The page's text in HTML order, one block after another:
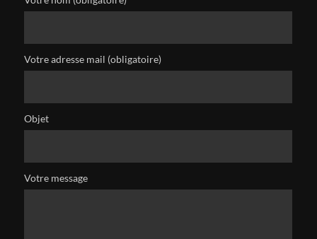
Votre adresse mail (obligatoire)
Objet
Votre message